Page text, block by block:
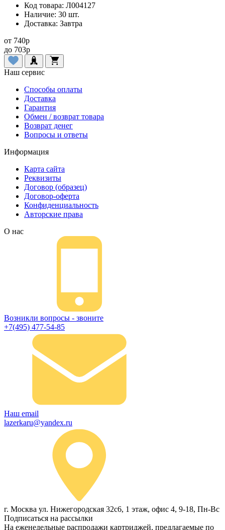
Код товара: Л004127
Наличие: 30 шт.
Доставка: Завтра
от 740p
до 703p
Наш сервис
Способы оплаты
Доставка
Гарантия
Обмен / возврат товара
Возврат денег
Вопросы и ответы
Информация
Карта сайта
Реквизиты
Договор (образец)
Договор-оферта
Конфиденциальность
Авторские права
О нас
Возникли вопросы - звоните
+7(495) 477-54-85
Наш email
lazerkaru@yandex.ru
г. Москва ул. Нижегородская 32с6, 1 этаж, офис 4, 9-18, Пн-Вс
Подписаться на рассылки
На еженедельные распродажи картриджей, предлагаемые по